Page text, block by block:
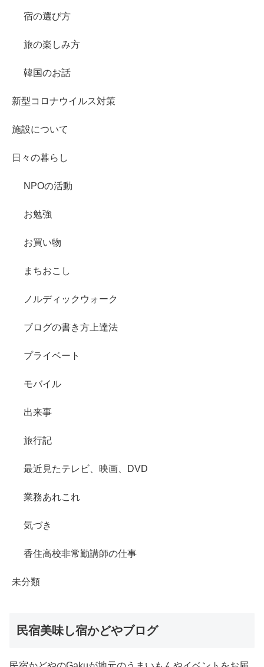
宿の選び方
旅の楽しみ方
韓国のお話
新型コロナウイルス対策
施設について
日々の暮らし
NPOの活動
お勉強
お買い物
まちおこし
ノルディックウォーク
ブログの書き方上達法
プライベート
モバイル
出来事
旅行記
最近見たテレビ、映画、DVD
業務あれこれ
気づき
香住高校非常勤講師の仕事
未分類
民宿美味し宿かどやブログ